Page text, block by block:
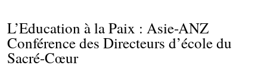
L’Education à la Paix : Asie-ANZ
Conférence des Directeurs d’école du
Sacré-Cœur